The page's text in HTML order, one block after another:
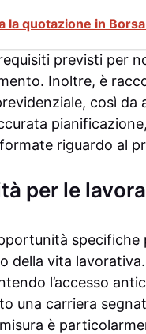
la quotazione in
previsti per
Inoltre, è
così da
riguardo al
per le
specifiche
vita lavorativa.
l’accesso
una carriera
è